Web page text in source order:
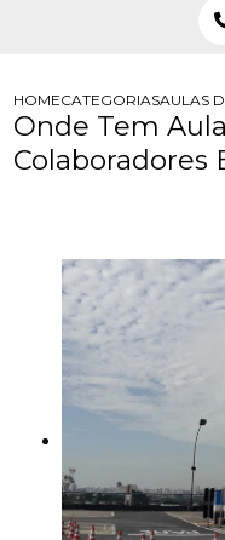
HOMECATEGORIASAULAS
Onde Tem
Colaboradores